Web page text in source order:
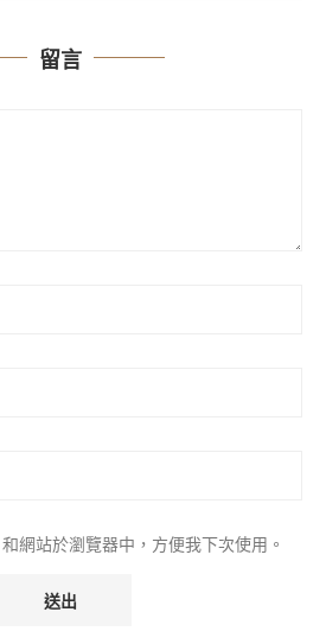
留言
網站於瀏覽器中，方便我下次使用。